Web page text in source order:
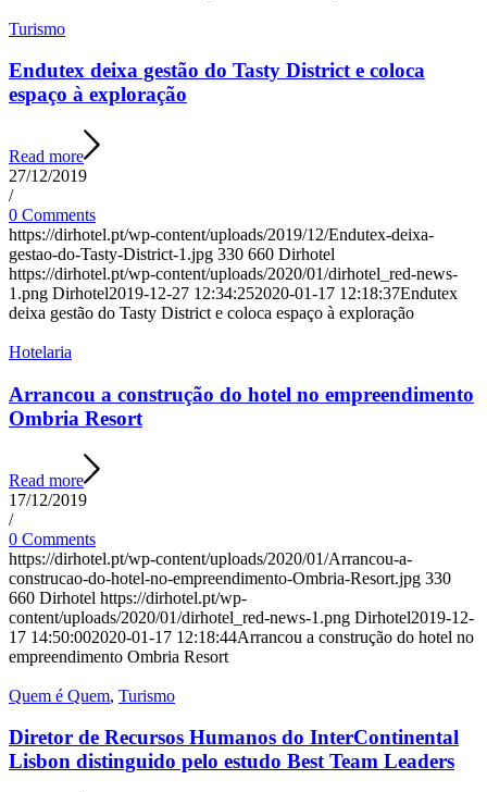
Turismo
Endutex deixa gestão do Tasty District e coloca
espaço à exploração
Read more
27/12/2019
/
0 Comments
https://dirhotel.pt/wp-content/uploads/2019/12/Endutex-deixa-
gestao-do-Tasty-District-1.jpg 330 660 Dirhotel
https://dirhotel.pt/wp-content/uploads/2020/01/dirhotel_red-news-
1.png Dirhotel2019-12-27 12:34:252020-01-17 12:18:37Endutex
deixa gestão do Tasty District e coloca espaço à exploração
Hotelaria
Arrancou a construção do hotel no empreendimento
Ombria Resort
Read more
17/12/2019
/
0 Comments
https://dirhotel.pt/wp-content/uploads/2020/01/Arrancou-a-
construcao-do-hotel-no-empreendimento-Ombria-Resort.jpg 330
660 Dirhotel https://dirhotel.pt/wp-
content/uploads/2020/01/dirhotel_red-news-1.png Dirhotel2019-12-
17 14:50:002020-01-17 12:18:44Arrancou a construção do hotel no
empreendimento Ombria Resort
Quem é Quem, Turismo
Diretor de Recursos Humanos do InterContinental
Lisbon distinguido pelo estudo Best Team Leaders